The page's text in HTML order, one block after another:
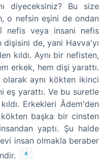
diyeceksiniz? Bu size
o nefsin eşini de ondan
nefis veya insani nefis
de, yani Havva'yı
kıldı. Aynı bir nefisten,
erkek, hem dişi yarattı.
aynı kökten ikinci
eş yarattı. Ve bu suretle
Erkekleri Âdem'den
başka bir cinsten
yaptı. Şu halde
insan olmakla beraber
4